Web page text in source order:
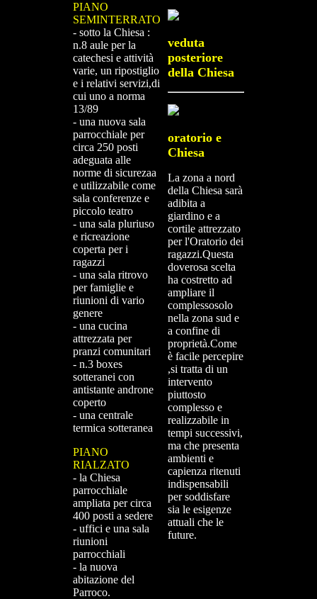
PIANO
SEMINTERRATO
- sotto la Chiesa :
n.8 aule per la
catechesi e attività
varie, un ripostiglio
e i relativi servizi,di
cui uno a norma
13/89
- una nuova sala
parrocchiale per
circa 250 posti
adeguata alle
norme di sicurezaa
e utilizzabile come
sala conferenze e
piccolo teatro
- una sala pluriuso
e ricreazione
coperta per i
ragazzi
- una sala ritrovo
per famiglie e
riunioni di vario
genere
- una cucina
attrezzata per
pranzi comunitari
- n.3 boxes
sotteranei con
antistante androne
coperto
- una centrale
termica sotteranea
PIANO
RIALZATO
- la Chiesa
parrocchiale
ampliata per circa
400 posti a sedere
- uffici e una sala
riunioni
parrocchiali
- la nuova
abitazione del
Parroco.
veduta
posteriore
della Chiesa
oratorio e
Chiesa
La zona a nord
della Chiesa sarà
adibita a
giardino e a
cortile attrezzato
per l'Oratorio dei
ragazzi.Questa
doverosa scelta
ha costretto ad
ampliare il
complessosolo
nella zona sud e
a confine di
proprietà.Come
è facile percepire
,si tratta di un
intervento
piuttosto
complesso e
realizzabile in
tempi successivi,
ma che presenta
ambienti e
capienza ritenuti
indispensabili
per soddisfare
sia le esigenze
attuali che le
future.